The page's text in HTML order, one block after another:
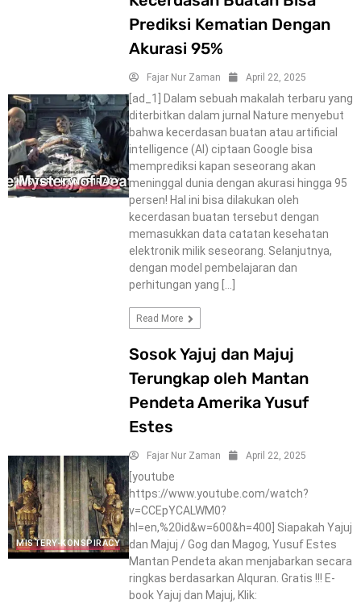
MISTERY-KONSPIRACY
Prediksi Kematian Dengan
Akurasi 95%
Fajar Nur Zaman April 22, 2025
[ad_1] Dalam sebuah makalah terbaru yang
diterbitkan dalam jurnal Nature menyebut
bahwa kecerdasan buatan atau artificial
intelligence (AI) ciptaan Google bisa
memprediksi kapan seseorang akan
meninggal dunia dengan akurasi hingga 95
persen! Hal ini bisa dilakukan oleh
kecerdasan buatan tersebut dengan
memasukkan data catatan kesehatan
elektronik milik seseorang. Selanjutnya,
dengan model pembelajaran dan
perhitungan yang […]
Read More
MISTERY-KONSPIRACY
Sosok Yajuj dan Majuj
Terungkap oleh Mantan
Pendeta Amerika Yusuf
Estes
Fajar Nur Zaman April 22, 2025
[youtube
https://www.youtube.com/watch?
v=CCEpYCALWM0?
hl=en,%20id&w=600&h=400] Siapakah Yajuj
dan Majuj / Gog dan Magog, Yusuf Estes
Mantan Pendeta akan menjabarkan secara
ringkas berdasarkan Alquran. Gratis !!! E-
book Yajuj dan Majuj, Klik: